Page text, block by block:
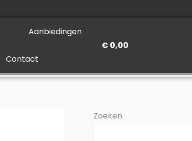
Aanbiedingen
Contact
€ 0,00
Zoeken